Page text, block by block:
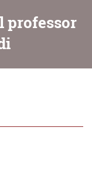
professor